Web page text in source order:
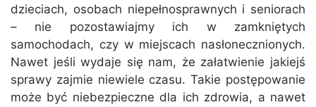
dzieciach, osobach niepełnosprawnych i seniorach
– nie pozostawiajmy ich w zamkniętych
samochodach, czy w miejscach nasłonecznionych.
Nawet jeśli wydaje się nam, że załatwienie jakiejś
sprawy zajmie niewiele czasu. Takie postępowanie
może być niebezpieczne dla ich zdrowia, a nawet